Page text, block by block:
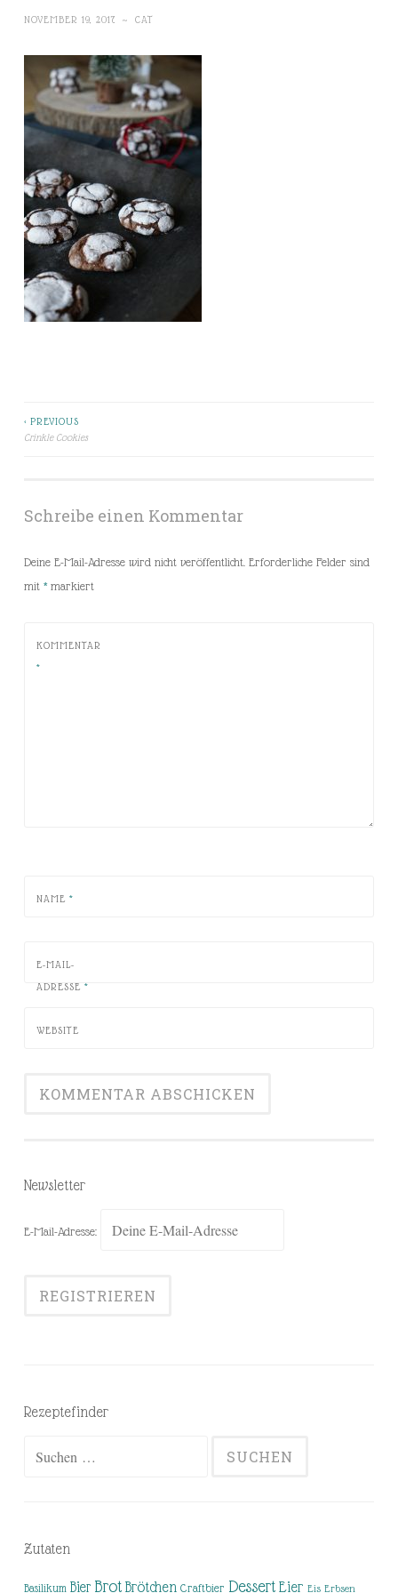
NOVEMBER 19, 2017 ~ CAT
Beitragsnavigation
< PREVIOUS
Crinkle Cookies
Schreibe einen Kommentar
Deine E-Mail-Adresse wird nicht veröffentlicht. Erforderliche Felder sind
mit *markiert
KOMMENTAR
*
NAME *
E-MAIL-
ADRESSE *
WEBSITE
Newsletter
E-Mail-Adresse:
Rezeptefinder
Zutaten
Basilikum Bier Brot Brötchen Craftbier Dessert Eier Eis Erbsen